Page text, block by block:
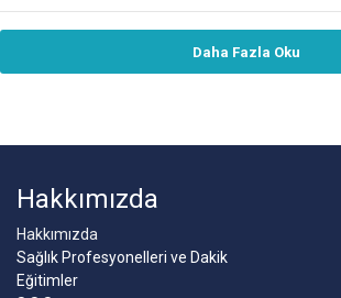
Daha Fazla Oku
Hakkımızda
Hakkımızda
Sağlık Profesyonelleri ve Dakik
Eğitimler